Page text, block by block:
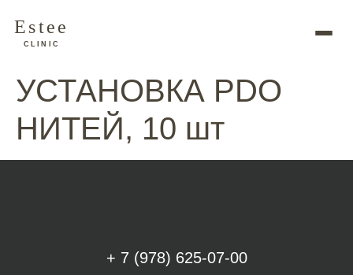
Estee
CLINIC
УСТАНОВКА PDO
НИТЕЙ, 10 шт
+ 7 (978) 625-07-00